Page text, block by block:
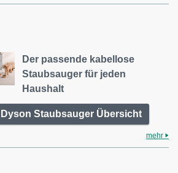
Der passende kabellose
Staubsauger für jeden
Haushalt
Staubsauger Übersicht
mehr